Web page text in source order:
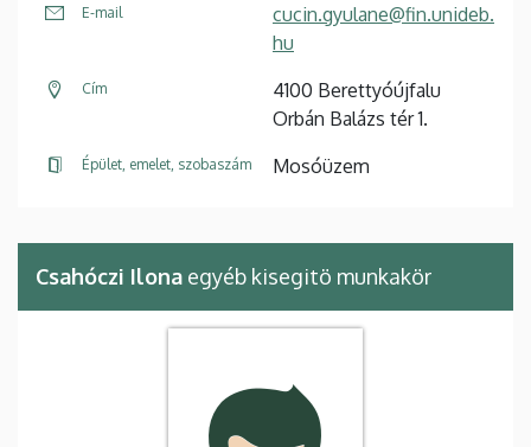
E-mail
cucin.gyulane@fin.unideb.
hu
Cím
4100 Berettyóújfalu
Orbán Balázs tér 1.
Épület, emelet, szobaszám Mosóüzem
Csahóczi Ilona egyéb kisegitö munkakör